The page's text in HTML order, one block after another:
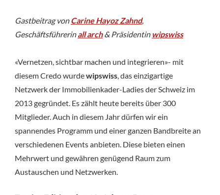
Gastbeitrag vonCarine Hayoz Zahnd,
Geschäftsführerinall arch& Präsidentin wipswiss
«Vernetzen, sichtbar machen und integrieren»- mit
diesem Credo wurdewipswiss, das einzigartige
Netzwerk der Immobilienkader-Ladies der Schweiz im
2013 gegründet. Es zählt heute bereits über 300
Mitglieder. Auch in diesem Jahr dürfen wir ein
spannendes Programm und einer ganzen Bandbreite an
verschiedenen Events anbieten. Diese bieten einen
Mehrwert und gewähren genügend Raum zum
Austauschen und Netzwerken.